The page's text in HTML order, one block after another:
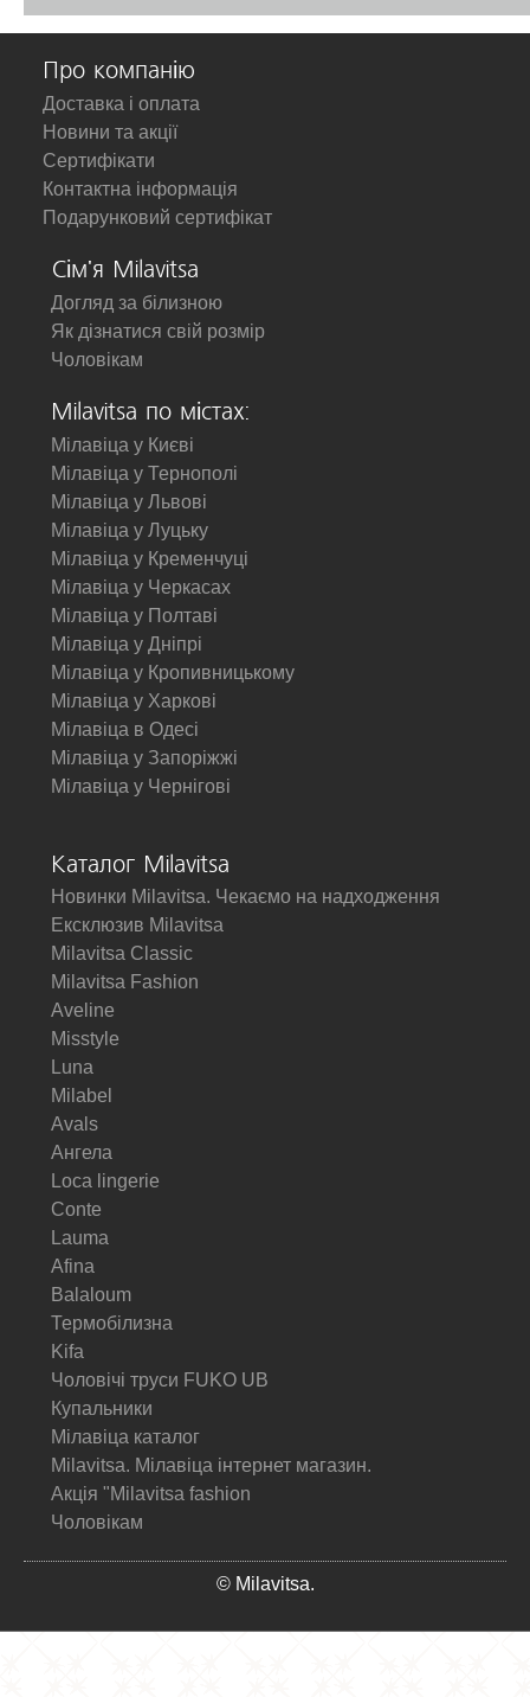
Про компанію
Доставка і оплата
Новини та акції
Сертифікати
Контактна інформація
Подарунковий сертифікат
Сім'я Milavitsa
Догляд за білизною
Як дізнатися свій розмір
Чоловікам
Milavitsa по містах:
Мілавіца у Києві
Мілавіца у Тернополі
Мілавіца у Львові
Мілавіца у Луцьку
Мілавіца у Кременчуці
Мілавіца у Черкасах
Мілавіца у Полтаві
Мілавіца у Дніпрі
Мілавіца у Кропивницькому
Мілавіца у Харкові
Мілавіца в Одесі
Мілавіца у Запоріжжі
Мілавіца у Чернігові
Каталог Milavitsa
Новинки Milavitsa. Чекаємо на надходження
Ексклюзив Milavitsa
Milavitsa Classic
Milavitsa Fashion
Aveline
Misstyle
Luna
Milabel
Avals
Ангела
Loca lingerie
Conte
Lauma
Afina
Balaloum
Термобілизна
Kifa
Чоловічі труси FUKO UB
Купальники
Мілавіца каталог
Milavitsa. Мілавіца інтернет магазин.
Акція "Milavitsa fashion
Чоловікам
© Milavitsa.